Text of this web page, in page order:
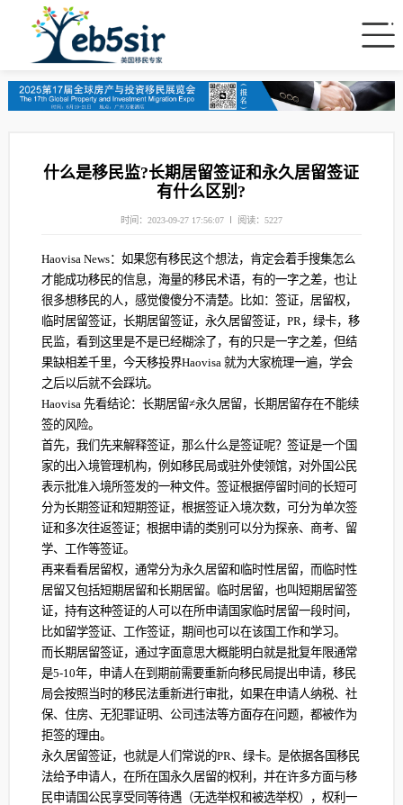
什么是移民监?长期居留签证和永久居留签证
有什么区别?
时间：2023-09-27 17:56:07 阅读：5227
Haovisa News：如果您有移民这个想法，肯定会着手搜集怎么
才能成功移民的信息，海量的移民术语，有的一字之差，也让
很多想移民的人，感觉傻傻分不清楚。比如：签证，居留权，
临时居留签证，长期居留签证，永久居留签证，PR，绿卡，移
民监，看到这里是不是已经糊涂了，有的只是一字之差，但结
果缺相差千里，今天移投界Haovisa 就为大家梳理一遍，学会
之后以后就不会踩坑。
Haovisa 先看结论：长期居留≠永久居留，长期居留存在不能续
签的风险。
首先，我们先来解释签证，那么什么是签证呢？签证是一个国
家的出入境管理机构，例如移民局或驻外使领馆，对外国公民
表示批准入境所签发的一种文件。签证根据停留时间的长短可
分为长期签证和短期签证，根据签证入境次数，可分为单次签
证和多次往返签证；根据申请的类别可以分为探亲、商考、留
学、工作等签证。
再来看看居留权，通常分为永久居留和临时性居留，而临时性
居留又包括短期居留和长期居留。临时居留，也叫短期居留签
证，持有这种签证的人可以在所申请国家临时居留一段时间，
比如留学签证、工作签证，期间也可以在该国工作和学习。
而长期居留签证，通过字面意思大概能明白就是批复年限通常
是5-10年，申请人在到期前需要重新向移民局提出申请，移民
局会按照当时的移民法重新进行审批，如果在申请人纳税、社
保、住房、无犯罪证明、公司违法等方面存在问题，都被作为
拒签的理由。
永久居留签证，也就是人们常说的PR、绿卡。是依据各国移民
法给予申请人，在所在国永久居留的权利，并在许多方面与移
民申请国公民享受同等待遇（无选举权和被选举权），权利一